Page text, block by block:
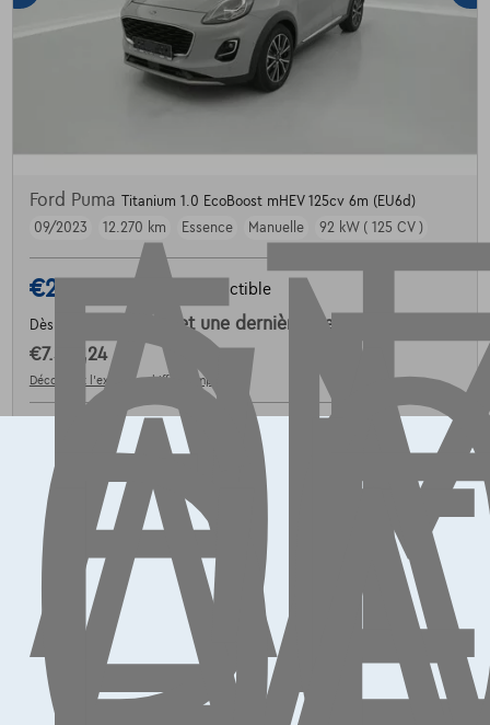
Ford Puma
Titanium 1.0 EcoBoost mHEV 125cv 6m (EU6d)
09/2023
12.270 km Essence Manuelle 92 kW ( 125 CV )
€23.990 TVA déductible
Dès
et une dernière mensualité de
€7.559,24
Découvrez l’exemple chiffré complet
5004 Namur, Steveny
Voir le véhicule